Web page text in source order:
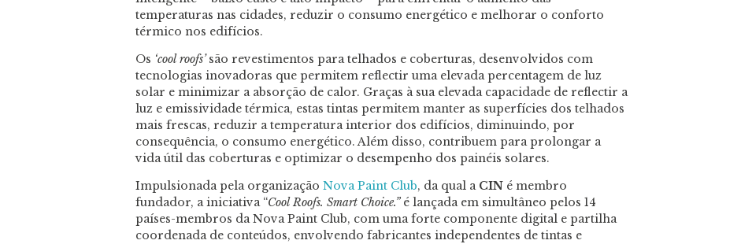
temperaturas nas cidades, reduzir o consumo energético e melhorar o conforto
térmico nos edifícios.
Os ‘cool roofs’são revestimentos para telhados e coberturas, desenvolvidos com
tecnologias inovadoras que permitem reflectir uma elevada percentagem de luz
solar e minimizar a absorção de calor. Graças à sua elevada capacidade de reflectir a
luz e emissividade térmica, estas tintas permitem manter as superfícies dos telhados
mais frescas, reduzir a temperatura interior dos edifícios, diminuindo, por
consequência, o consumo energético. Além disso, contribuem para prolongar a
vida útil das coberturas e optimizar o desempenho dos painéis solares.
Impulsionada pela organização Nova Paint Club, da qual a CIN é membro
fundador, a iniciativa “Cool Roofs. Smart Choice.”é lançada em simultâneo pelos 14
países-membros da Nova Paint Club, com uma forte componente digital e partilha
coordenada de conteúdos, envolvendo fabricantes independentes de tintas e